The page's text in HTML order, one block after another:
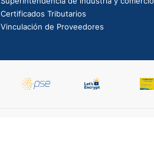
Certificados Tributarios
Vinculación de Proveedores